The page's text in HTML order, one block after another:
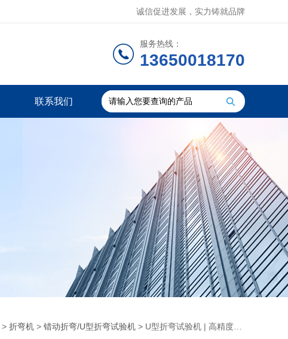
诚信促进发展，实力铸就品牌
服务热线：
13650018170
联系我们
> 折弯机 > 错动折弯/U型折弯试验机 > U型折弯试验机 | 高精度多曲率弯折测试设备